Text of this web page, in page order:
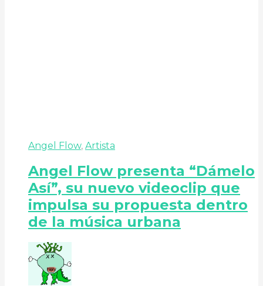
Angel Flow, Artista
Angel Flow presenta “Dámelo
Así”, su nuevo videoclip que
impulsa su propuesta dentro
de la música urbana